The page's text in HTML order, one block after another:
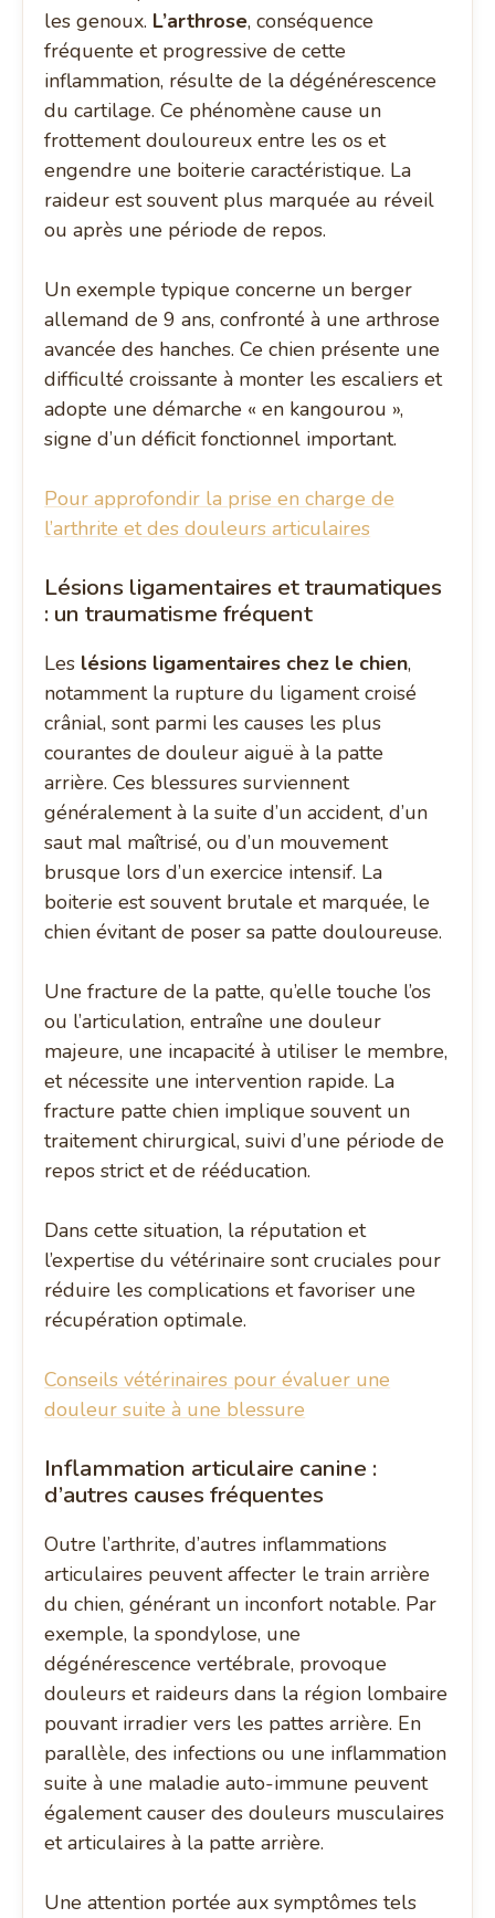
les genoux. L’arthrose, conséquence
fréquente et progressive de cette
inflammation, résulte de la dégénérescence
du cartilage. Ce phénomène cause un
frottement douloureux entre les os et
engendre une boiterie caractéristique. La
raideur est souvent plus marquée au réveil
ou après une période de repos.
Un exemple typique concerne un berger
allemand de 9 ans, confronté à une arthrose
avancée des hanches. Ce chien présente une
difficulté croissante à monter les escaliers et
adopte une démarche « en kangourou »,
signe d’un déficit fonctionnel important.
Pour approfondir la prise en charge de
l’arthrite et des douleurs articulaires
Lésions ligamentaires et traumatiques
: un traumatisme fréquent
Les lésions ligamentaires chez le chien,
notamment la rupture du ligament croisé
crânial, sont parmi les causes les plus
courantes de douleur aiguë à la patte
arrière. Ces blessures surviennent
généralement à la suite d’un accident, d’un
saut mal maîtrisé, ou d’un mouvement
brusque lors d’un exercice intensif. La
boiterie est souvent brutale et marquée, le
chien évitant de poser sa patte douloureuse.
Une fracture de la patte, qu’elle touche l’os
ou l’articulation, entraîne une douleur
majeure, une incapacité à utiliser le membre,
et nécessite une intervention rapide. La
fracture patte chien implique souvent un
traitement chirurgical, suivi d’une période de
repos strict et de rééducation.
Dans cette situation, la réputation et
l’expertise du vétérinaire sont cruciales pour
réduire les complications et favoriser une
récupération optimale.
Conseils vétérinaires pour évaluer une
douleur suite à une blessure
Inflammation articulaire canine :
d’autres causes fréquentes
Outre l’arthrite, d’autres inflammations
articulaires peuvent affecter le train arrière
du chien, générant un inconfort notable. Par
exemple, la spondylose, une
dégénérescence vertébrale, provoque
douleurs et raideurs dans la région lombaire
pouvant irradier vers les pattes arrière. En
parallèle, des infections ou une inflammation
suite à une maladie auto-immune peuvent
également causer des douleurs musculaires
et articulaires à la patte arrière.
Une attention portée aux symptômes tels